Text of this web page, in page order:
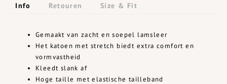
Info Retouren Size & Fit
Gemaakt van zacht en soepel lamsleer
Het katoen met stretch biedt extra comfort en
vormvastheid
Kleedt slank af
Hoge taille met elastische tailleband